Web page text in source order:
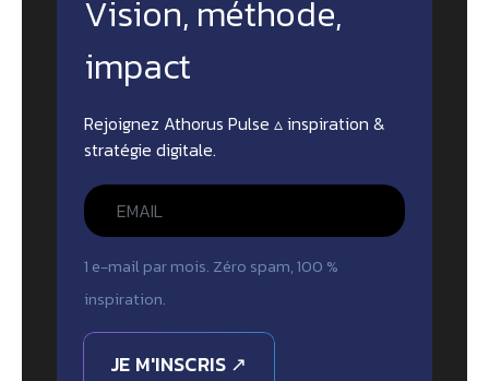
Vision, méthode,
impact
Rejoignez Athorus Pulse ▵ inspiration &
stratégie digitale.
1 e-mail par mois. Zéro spam, 100 %
inspiration.
JE M'INSCRIS ↗